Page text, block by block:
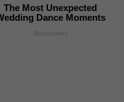
The Most Unexpected
Dance Moments
Brainberries